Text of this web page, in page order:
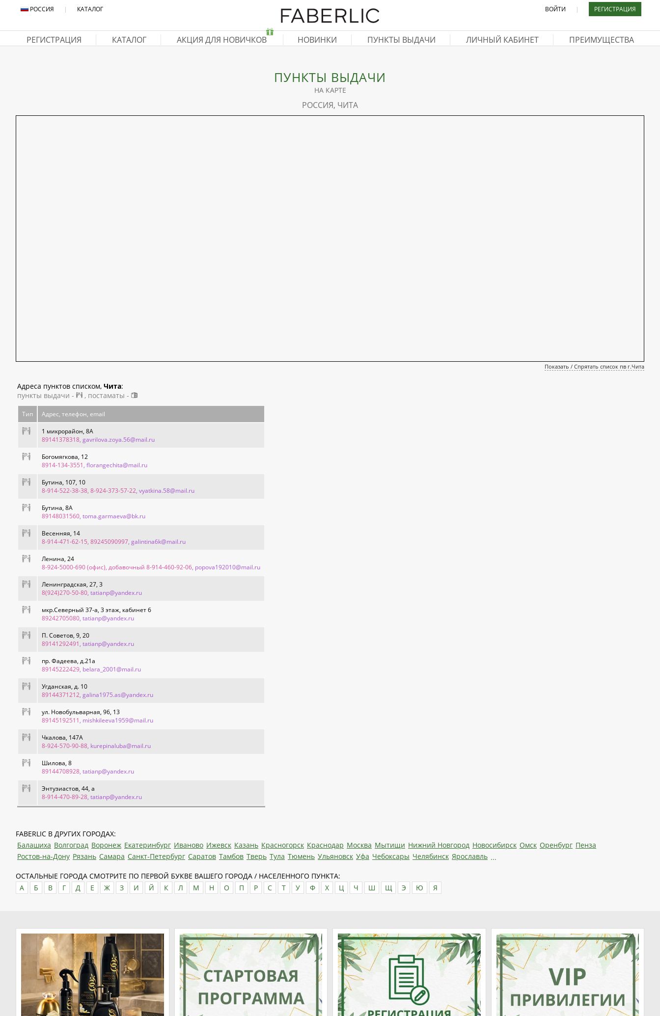
РОССИЯ | КАТАЛОГ ВОЙТИ | РЕГИСТРАЦИЯ
РЕГИСТРАЦИЯ КАТАЛОГ АКЦИЯ ДЛЯ НОВИЧКОВ НОВИНКИ ПУНКТЫ ВЫДАЧИ ЛИЧНЫЙ КАБИНЕТ ПРЕИМУЩЕСТВА
ПУНКТЫ ВЫДАЧИ
НА КАРТЕ
РОССИЯ, ЧИТА
Показать / Спрятать список пв г.Чита
Адреса пунктов списком, Чита:
пункты выдачи -
, постаматы -
Тип Адрес, телефон, email
1 микрорайон, 8А
89141378318, gavrilova.zoya.56@mail.ru
Богомягкова, 12
8914-134-3551, florangechita@mail.ru
Бутина, 107, 10
8-914-522-38-38, 8-924-373-57-22, vyatkina.58@mail.ru
Бутина, 8А
89148031560, toma.garmaeva@bk.ru
Весенняя, 14
8-914-471-62-15, 89245090997, galintina6k@mail.ru
Ленина, 24
8-924-5000-690 (офис), добавочный 8-914-460-92-06, popova192010@mail.ru
Ленинградская, 27, 3
8(924)270-50-80, tatianp@yandex.ru
мкр.Северный 37-а, 3 этаж, кабинет 6
89242705080, tatianp@yandex.ru
П. Советов, 9, 20
89141292491, tatianp@yandex.ru
пр. Фадеева, д.21а
89145222429, belara_2001@mail.ru
Угданская, д. 10
89144371212, galina1975.as@yandex.ru
ул. Новобульварная, 96, 13
89145192511, mishkileeva1959@mail.ru
Чкалова, 147А
8-924-570-90-88, kurepinaluba@mail.ru
Шилова, 8
89144708928, tatianp@yandex.ru
Энтузиастов, 44, а
8-914-470-89-28, tatianp@yandex.ru
FABERLIC В ДРУГИХ ГОРОДАХ:
Балашиха Волгоград Воронеж Екатеринбург Иваново Ижевск Казань Красногорск Краснодар Москва Мытищи Нижний Новгород Новосибирск Омск Оренбург Пенза
Ростов-на-Дону Рязань Самара Санкт-Петербург Саратов Тамбов Тверь Тула Тюмень Ульяновск Уфа Чебоксары Челябинск Ярославль ...
ОСТАЛЬНЫЕ ГОРОДА СМОТРИТЕ ПО ПЕРВОЙ БУКВЕ ВАШЕГО ГОРОДА / НАСЕЛЕННОГО ПУНКТА:
А
Б В Г Д Е Ж З И Й К Л М Н О П Р С Т У Ф Х Ц Ч Ш Щ Э Ю Я